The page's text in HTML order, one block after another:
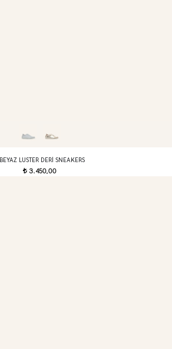
BEYAZ LUSTER DERI SNEAKERS
t3.450,00